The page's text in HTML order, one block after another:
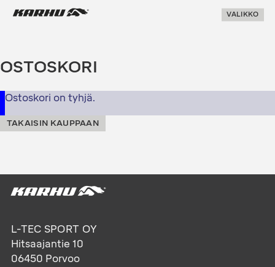
Suoraan
Karhu Pesis VALIKKO
OSTOSKORI
Ostoskori on tyhjä.
TAKAISIN KAUPPAAN
L-TEC SPORT OY
Hitsaajantie 10
06450 Porvoo